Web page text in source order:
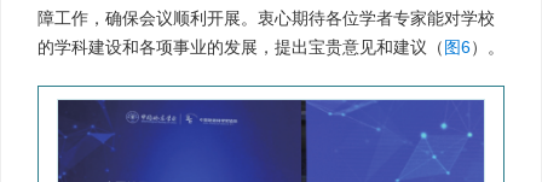
障工作，确保会议顺利开展。衷心期待各位学者专家能对学校
的学科建设和各项事业的发展，提出宝贵意见和建议（图6）。